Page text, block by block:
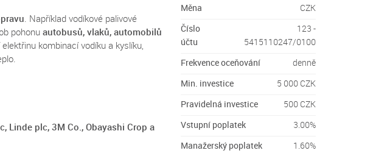
. Například vodíkové palivové
pohonuautobusů, vlaků, automobilů
kombinací vodíku a kyslíku,
Linde plc, 3M Co., Obayashi Crop a
Měna
CZK
Číslo
účtu
123 -
5415110247/0100
Frekvence oceňování
denně
Min. investice
5 000 CZK
Pravidelná investice
500 CZK
Vstupní poplatek
3.00%
Manažerský poplatek
1.60%